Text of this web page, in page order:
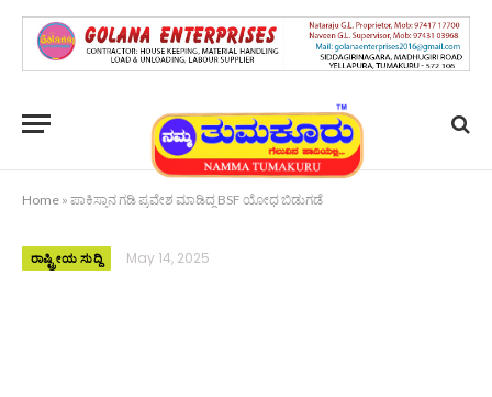
Home » ಪಾಕಿಸ್ತಾನ ಗಡಿ ಪ್ರವೇಶ ಮಾಡಿದ್ದ BSF ಯೋಧ ಬಿಡುಗಡೆ
ರಾಷ್ಟ್ರೀಯ ಸುದ್ದಿ May 14, 2025